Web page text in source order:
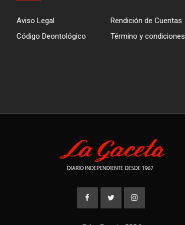
Aviso Legal
Rendición de Cuentas
Código Deontológico
Término y condiciones